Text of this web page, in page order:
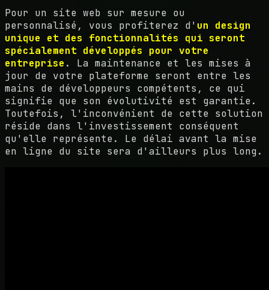
Pour un site web sur mesure ou
personnalisé, vous profiterez d' un design
unique et des fonctionnalités qui seront
spécialement développés pour votre
entreprise . La maintenance et les mises à
jour de votre plateforme seront entre les
mains de développeurs compétents, ce qui
signifie que son évolutivité est garantie.
Toutefois, l'inconvénient de cette solution
réside dans l'investissement conséquent
qu'elle représente. Le délai avant la mise
en ligne du site sera d'ailleurs plus long.